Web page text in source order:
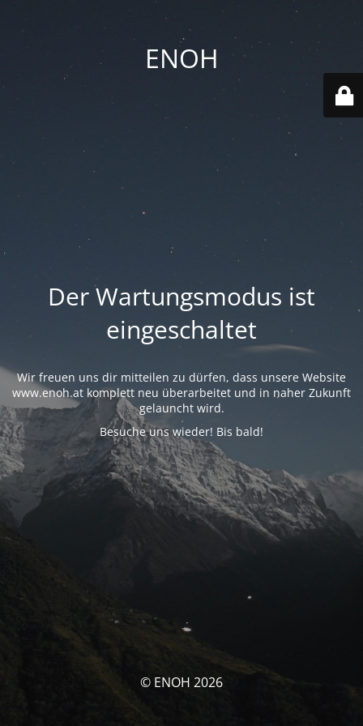
ENOH
Der Wartungsmodus ist
eingeschaltet
Wir freuen uns dir mitteilen zu dürfen, dass unsere Website
www.enoh.at komplett neu überarbeitet und in naher Zukunft
gelauncht wird.
Besuche uns wieder! Bis bald!
© ENOH 2026